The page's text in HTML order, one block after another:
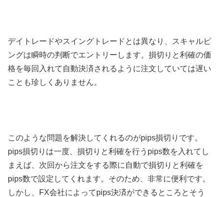
デイトレードやスイングトレードとは異なり、スキャルピ
ングは瞬時の判断でエントリーします。損切りと利確の価
格を毎回入れて自動決済されるように注文していては遅い
ことも珍しくありません。
このような問題を解決してくれるのがpips損切りです。
pips損切りは一度、損切りと利確を行う pips数を入れてし
まえば、次回から注文をする際に自動で損切りと利確を
pips数で設定してくれます。そのため、非常に便利です。
しかし、
FX会社によってpips決済ができるところとそう